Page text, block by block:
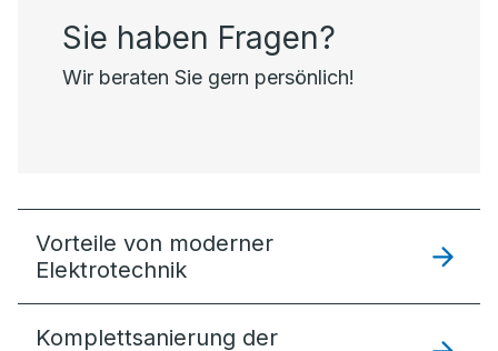
Sie haben Fragen?
Wir beraten Sie gern persönlich!
Vorteile von moderner
Elektrotechnik
Komplettsanierung der